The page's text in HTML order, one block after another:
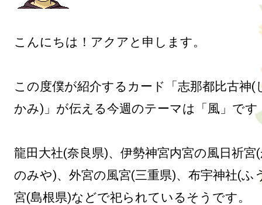
こんにちは！アクアと申します。
この度僕が紹介するカード「志那都比古神(
かみ)」が伝える今週のテーマは「風」です
龍田大社(奈良県)、伊勢神宮内宮の風日祈
のみや)、外宮の風宮(三重県)、布宇神社(ふ
宮(島根県)などで祀られているそうです。